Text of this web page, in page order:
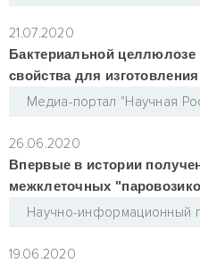
21.07.2020
Бактериальной
свойства для
Медиа-портал "Научная
26.06.2020
Впервые в истории
межклеточных
Научно-информационный
19.06.2020